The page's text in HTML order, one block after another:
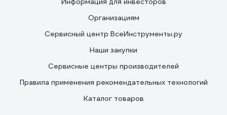
Организациям
Сервисный центр ВсеИнструменты.ру
Наши закупки
Сервисные центры производителей
Правила применения рекомендательных технологий
Каталог товаров